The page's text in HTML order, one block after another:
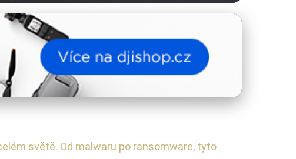
průvodce
světě. Od malwaru po ransomware, tyto